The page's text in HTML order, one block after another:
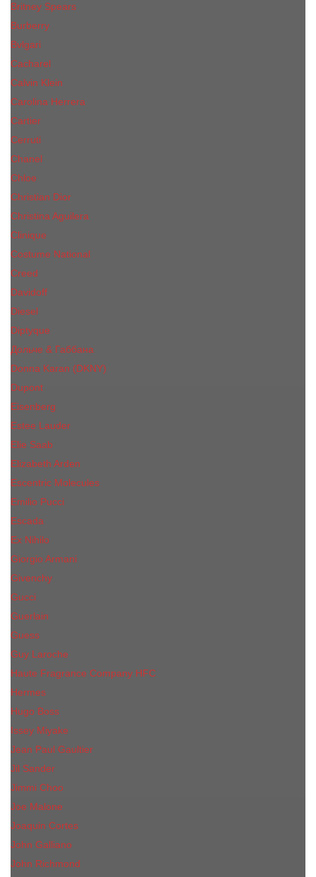
Britney Spears
Burberry
Bvlgari
Cacharel
Calvin Klein
Carolina Herrera
Cartier
Cerruti
Сhanеl
Chloe
Christian Dior
Christina Aguilera
Сliniquе
Costume National
Creed
Davidoff
Diesel
Diptyque
Дольче & Габбана
Donna Karan (DKNY)
Dupont
Eisenberg
Еsteе Lаudеr
Elie Saab
Elizabeth Arden
Escentric Molecules
Emilio Pucci
Escada
Ex Nihilo
Giorgio Armani
Givenchy
Gucci
Guerlain
Guess
Guy Laroche
Haute Fragrance Company HFC
Hermes
Hugo Boss
Issey Miyake
Jean Paul Gaultier
Jil Sander
Jimmi Choo
Jое Malоnе
Joaquin Cortes
John Galliano
John Richmond